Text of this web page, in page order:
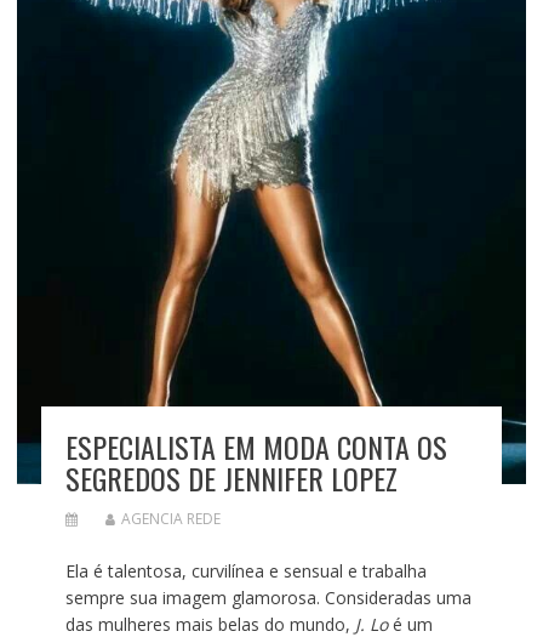
ESPECIALISTA EM MODA CONTA OS
SEGREDOS DE JENNIFER LOPEZ
AGENCIA REDE
Ela é talentosa, curvilínea e sensual e trabalha
sempre sua imagem glamorosa. Consideradas uma
das mulheres mais belas do mundo, J. Loé um